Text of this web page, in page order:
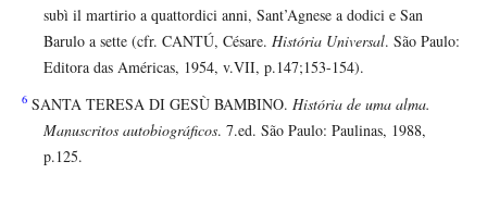
subì il martirio a quattordici anni, Sant’Agnese a dodici e San
Barulo a sette (cfr. CANTÚ, Césare. História Universal. São Paulo:
Editora das Américas, 1954, v.VII, p.147;153-154).
6 SANTA TERESA DI GESÙ BAMBINO. História de uma alma.
Manuscritos autobiográficos. 7.ed. São Paulo: Paulinas, 1988,
p.125.